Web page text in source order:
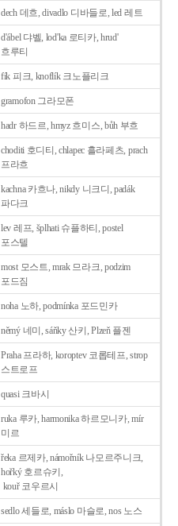
dech 데흐, divadlo 디바들로, led 레트
d'ábel 댜벨, lod'ka 로티카, hrud'
흐루티
fík 피크, knoflík 크노플리크
gramofon 그라모폰
hadr 하드르, hmyz 흐미스, bůh 부흐
choditi 호디티, chlapec 흘라페츠, prach
프라흐
kachna 카흐나, nikdy 니크디, padák
파다크
lev 레프, šplhati 슈플하티, postel
포스텔
most 모스트, mrak 므라크, podzim
포드짐
noha 노하, podmínka 포드민카
němý 네미, sáňky 산키, Plzeň 플젠
Praha 프라하, koroptev 코롭테프, strop
스트로프
quasi 크바시
ruka 루카, harmonika 하르모니카, mír
미르
řeka 르제카, námořník 나모르주니크,
hořký 호르슈키,
kouř 코우르시
sedlo 세들로, máslo 마슬로, nos 노스